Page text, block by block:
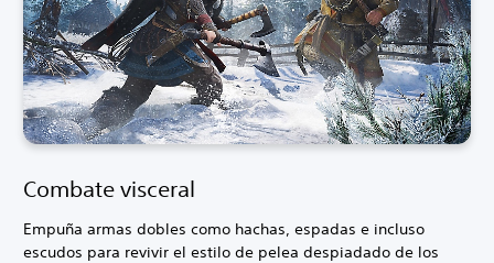
Combate visceral
Empuña armas dobles como hachas, espadas e incluso
escudos para revivir el estilo de pelea despiadado de los